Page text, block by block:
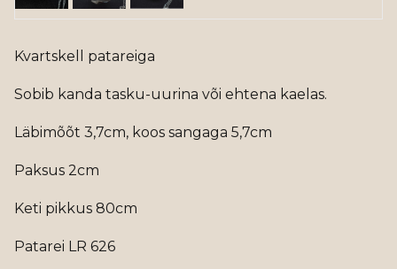
Kvartskell patareiga
Sobib kanda tasku-uurina või ehtena kaelas.
Läbimõõt 3,7cm, koos sangaga 5,7cm
Paksus 2cm
Keti pikkus 80cm
Patarei LR 626